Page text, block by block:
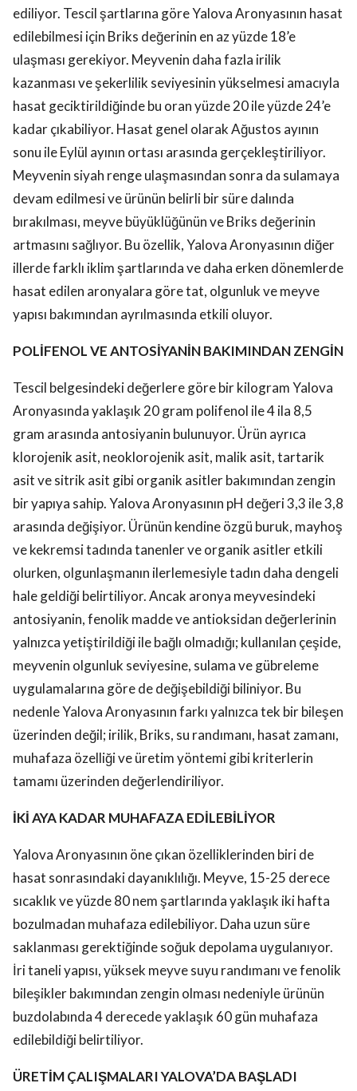
ediliyor. Tescil şartlarına göre Yalova Aronyasının hasat
edilebilmesi için Briks değerinin en az yüzde 18’e
ulaşması gerekiyor. Meyvenin daha fazla irilik
kazanması ve şekerlilik seviyesinin yükselmesi amacıyla
hasat geciktirildiğinde bu oran yüzde 20 ile yüzde 24’e
kadar çıkabiliyor. Hasat genel olarak Ağustos ayının
sonu ile Eylül ayının ortası arasında gerçekleştiriliyor.
Meyvenin siyah renge ulaşmasından sonra da sulamaya
devam edilmesi ve ürünün belirli bir süre dalında
bırakılması, meyve büyüklüğünün ve Briks değerinin
artmasını sağlıyor. Bu özellik, Yalova Aronyasının diğer
illerde farklı iklim şartlarında ve daha erken dönemlerde
hasat edilen aronyalara göre tat, olgunluk ve meyve
yapısı bakımından ayrılmasında etkili oluyor.
POLİFENOL VE ANTOSİYANİN BAKIMINDAN ZENGİN
Tescil belgesindeki değerlere göre bir kilogram Yalova
Aronyasında yaklaşık 20 gram polifenol ile 4 ila 8,5
gram arasında antosiyanin bulunuyor. Ürün ayrıca
klorojenik asit, neoklorojenik asit, malik asit, tartarik
asit ve sitrik asit gibi organik asitler bakımından zengin
bir yapıya sahip. Yalova Aronyasının pH değeri 3,3 ile 3,8
arasında değişiyor. Ürünün kendine özgü buruk, mayhoş
ve kekremsi tadında tanenler ve organik asitler etkili
olurken, olgunlaşmanın ilerlemesiyle tadın daha dengeli
hale geldiği belirtiliyor. Ancak aronya meyvesindeki
antosiyanin, fenolik madde ve antioksidan değerlerinin
yalnızca yetiştirildiği ile bağlı olmadığı; kullanılan çeşide,
meyvenin olgunluk seviyesine, sulama ve gübreleme
uygulamalarına göre de değişebildiği biliniyor. Bu
nedenle Yalova Aronyasının farkı yalnızca tek bir bileşen
üzerinden değil; irilik, Briks, su randımanı, hasat zamanı,
muhafaza özelliği ve üretim yöntemi gibi kriterlerin
tamamı üzerinden değerlendiriliyor.
İKİ AYA KADAR MUHAFAZA EDİLEBİLİYOR
Yalova Aronyasının öne çıkan özelliklerinden biri de
hasat sonrasındaki dayanıklılığı. Meyve, 15-25 derece
sıcaklık ve yüzde 80 nem şartlarında yaklaşık iki hafta
bozulmadan muhafaza edilebiliyor. Daha uzun süre
saklanması gerektiğinde soğuk depolama uygulanıyor.
İri taneli yapısı, yüksek meyve suyu randımanı ve fenolik
bileşikler bakımından zengin olması nedeniyle ürünün
buzdolabında 4 derecede yaklaşık 60 gün muhafaza
edilebildiği belirtiliyor.
ÜRETİM ÇALIŞMALARI YALOVA’DA BAŞLADI